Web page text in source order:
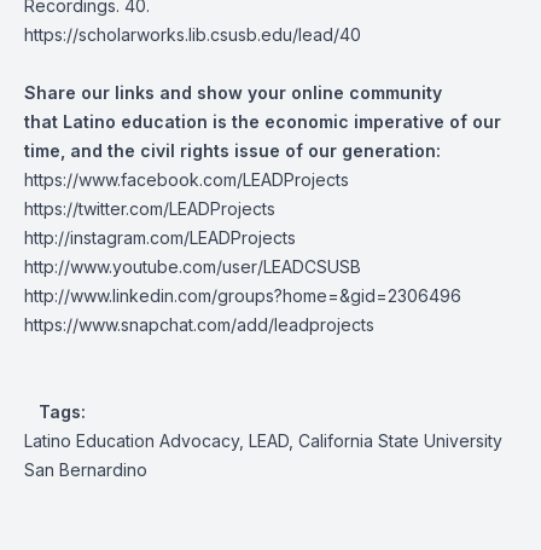
Recordings. 40.
https://scholarworks.lib.csusb.edu/lead/40
Share our links and show your online community
that Latino education is the economic imperative of our
time, and the civil rights issue of our generation:
https://www.facebook.com/LEADProjects
https://twitter.com/LEADProjects
http://instagram.com/LEADProjects
http://www.youtube.com/user/LEADCSUSB
http://www.linkedin.com/groups?home=&gid=2306496
https://www.snapchat.com/add/leadprojects
Tags:
Latino Education Advocacy, LEAD, California State University
San Bernardino